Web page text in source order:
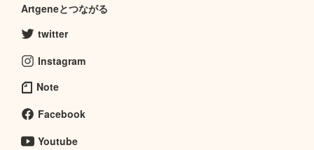
Artgeneとつながる
twitter
Instagram
Note
Facebook
Youtube